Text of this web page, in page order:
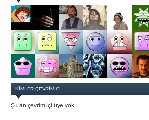
KIMLER ÇEVRIMIÇI
Şu an çevrim içi üye yok